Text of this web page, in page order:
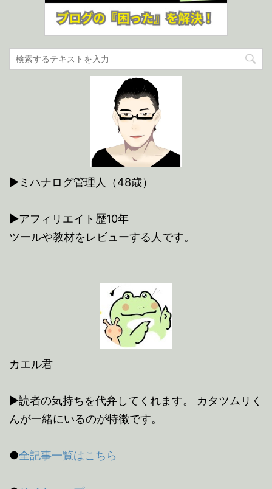
▶ミハナログ管理人（48歳）
▶アフィリエイト歴10年
ツールや教材をレビューする人です。
カエル君
▶読者の気持ちを代弁してくれます。 カタツムリく
んが一緒にいるのが特徴です。
●全記事一覧はこちら